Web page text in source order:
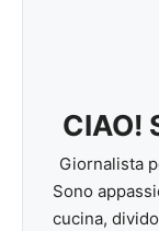
CIAO!
Giornalista
Sono
cucina,